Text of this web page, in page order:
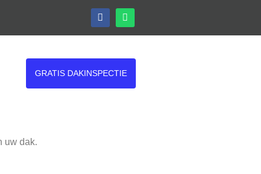
GRATIS DAKINSPECTIE
uw dak.